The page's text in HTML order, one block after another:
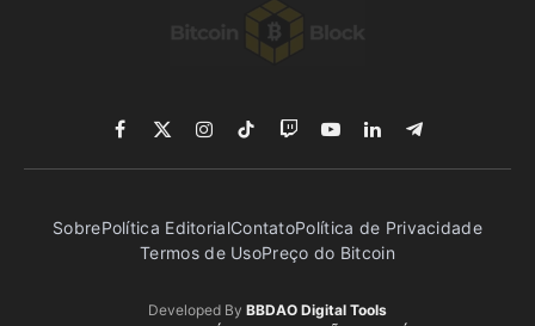
Facebook
X
(Twitter)
Instagram
TikTokTwitchYouTubeLinkedInTelegram
SobrePolítica EditorialContatoPolítica de Privacidade
Termos de UsoPreço do Bitcoin
Developed By BBDAO Digital Tools